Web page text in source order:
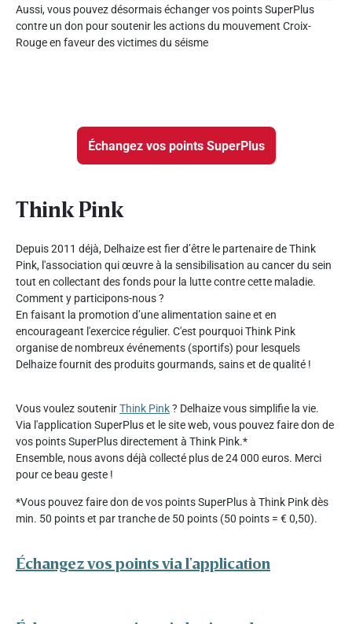
Aussi, vous pouvez désormais échanger vos points SuperPlus
contre un don pour soutenir les actions du mouvement Croix-
Rouge en faveur des victimes du séisme
Échangez vos points SuperPlus
Think Pink
Depuis 2011 déjà, Delhaize est fier d’être le partenaire de Think
Pink, l'association qui œuvre à la sensibilisation au cancer du sein
tout en collectant des fonds pour la lutte contre cette maladie.
Comment y participons-nous ?
En faisant la promotion d’une alimentation saine et en
encourageant l'exercice régulier. C'est pourquoi Think Pink
organise de nombreux événements (sportifs) pour lesquels
Delhaize fournit des produits gourmands, sains et de qualité !
Vous voulez soutenirThink Pink? Delhaize vous simplifie la vie.
Via l'application SuperPlus et le site web, vous pouvez faire don de
vos points SuperPlus directement à Think Pink.*
Ensemble, nous avons déjà collecté plus de 24 000 euros. Merci
pour ce beau geste !
*Vous pouvez faire don de vos points SuperPlus à Think Pink dès
min. 50 points et par tranche de 50 points (50 points = € 0,50).
Échangez vos points via l'application